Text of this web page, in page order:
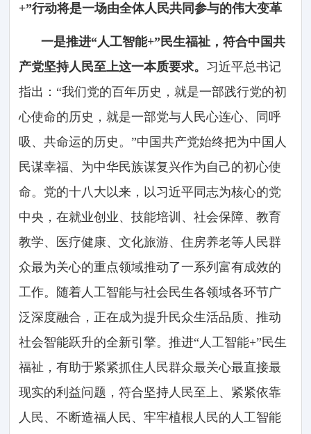
+”行动将是一场由全体人民共同参与的伟大变革
一是推进“人工智能+”民生福祉，符合中国共
产党坚持人民至上这一本质要求。 习近平总书记
指出：“我们党的百年历史，就是一部践行党的初
心使命的历史，就是一部党与人民心连心、同呼
吸、共命运的历史。”中国共产党始终把为中国人
民谋幸福、为中华民族谋复兴作为自己的初心使
命。党的十八大以来，以习近平同志为核心的党
中央，在就业创业、技能培训、社会保障、教育
教学、医疗健康、文化旅游、住房养老等人民群
众最为关心的重点领域推动了一系列富有成效的
工作。随着人工智能与社会民生各领域各环节广
泛深度融合，正在成为提升民众生活品质、推动
社会智能跃升的全新引擎。推进“人工智能+”民生
福祉，有助于紧紧抓住人民群众最关心最直接最
现实的利益问题，符合坚持人民至上、紧紧依靠
人民、不断造福人民、牢牢植根人民的人工智能